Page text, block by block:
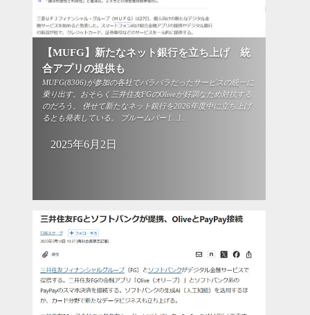
【MUFG】新たなネット銀行を立ち上げ 統
合アプリの提供も
MUFG(8306)が参加の各社でバラバラだったサービスの統一に
乗り出す。おそらく三井住友FGのOliveが好調なため対抗する
のだろう。 併せて新たなネット銀行を2026年度中に立ち上げ
るとも発表している。 ブルームバー […]...
2025年6月2日